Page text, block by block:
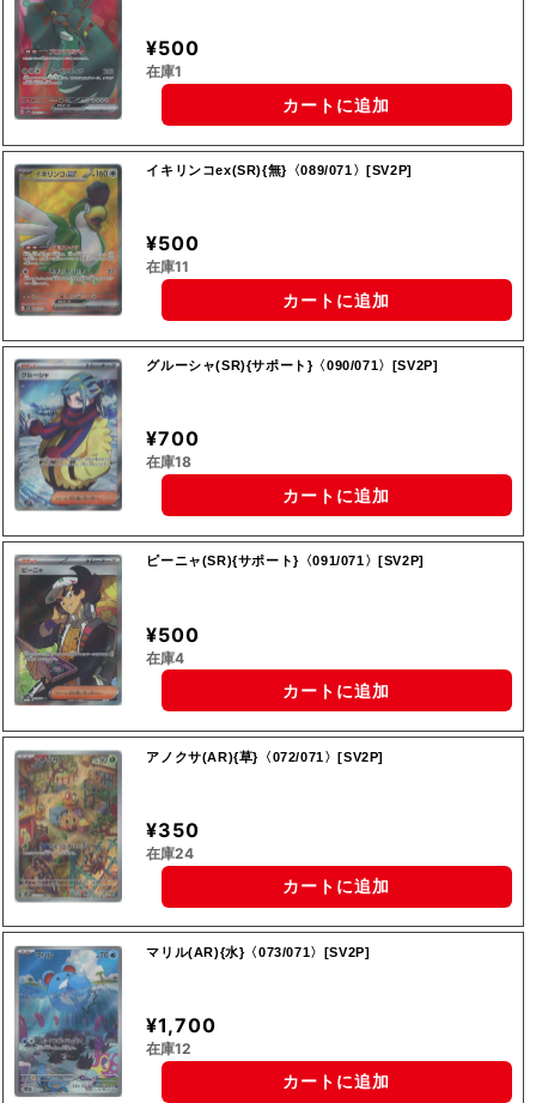
¥500
在庫1
カートに追加
イキリンコex(SR){無}〈089/071〉[SV2P]
¥500
在庫11
カートに追加
グルーシャ(SR){サポート}〈090/071〉[SV2P]
¥700
在庫18
カートに追加
ピーニャ(SR){サポート}〈091/071〉[SV2P]
¥500
在庫4
カートに追加
アノクサ(AR){草}〈072/071〉[SV2P]
¥350
在庫24
カートに追加
マリル(AR){水}〈073/071〉[SV2P]
¥1,700
在庫12
カートに追加